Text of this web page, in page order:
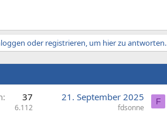
oder registrieren, um hier zu antworten.
37
6.112
21. September 2025
fdsonne
F